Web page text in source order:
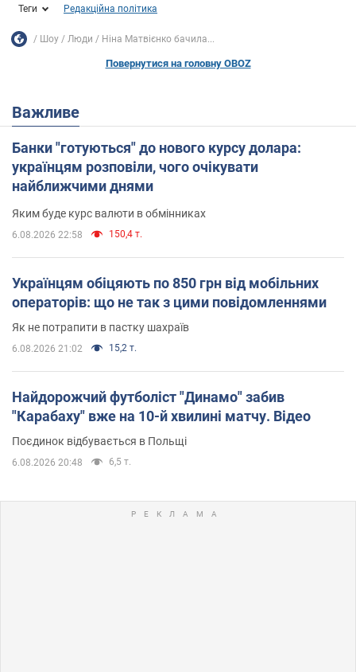
Теги Редакційна політика
Шоу Люди Ніна Матвієнко бачила...
Повернутися на головну OBOZ
Важливе
Банки "готуються" до нового курсу долара:
українцям розповіли, чого очікувати
найближчими днями
Яким буде курс валюти в обмінниках
6.08.2026 22:58 150,4 т.
Українцям обіцяють по 850 грн від мобільних
операторів: що не так з цими повідомленнями
Як не потрапити в пастку шахраїв
6.08.2026 21:02 15,2 т.
Найдорожчий футболіст "Динамо" забив
"Карабаху" вже на 10-й хвилині матчу. Відео
Поєдинок відбувається в Польщі
6.08.2026 20:48 6,5 т.